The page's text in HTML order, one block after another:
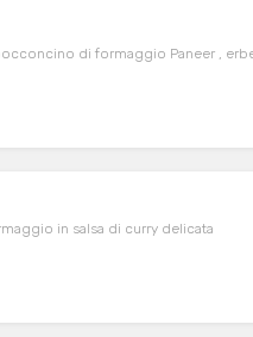
di formaggio Paneer ,
in salsa di curry delicata